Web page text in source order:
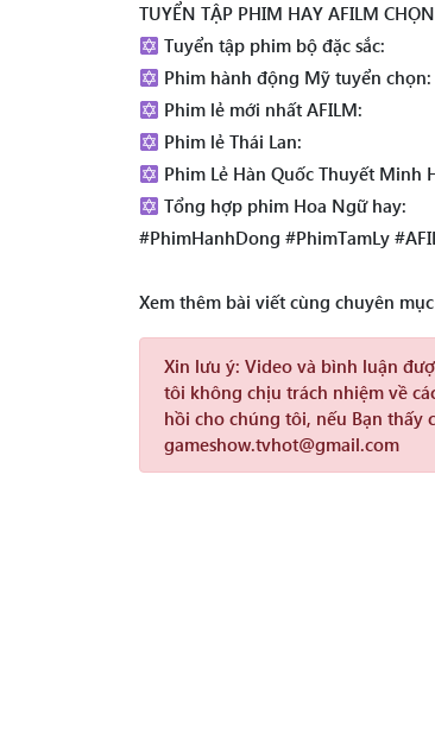
TUYỂN TẬP PHIM HAY AFILM
Tuyển tập phim bộ đặc sắc:
Phim hành động Mỹ tuyển chọn:
Phim lẻ mới nhất AFILM:
Phim lẻ Thái Lan:
Phim Lẻ Hàn Quốc Thuyết Minh
Tổng hợp phim Hoa Ngữ hay:
#PhimHanhDong #PhimTamLy
Xem thêm bài viết cùng chuyên mục
Xin lưu ý: Video và bình luận
tôi không chịu trách nhiệm về
hồi cho chúng tôi, nếu Bạn thấy
gameshow.tvhot@gmail.com